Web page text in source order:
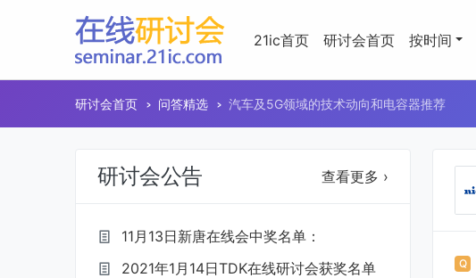
21ic首页 研讨会首页 按时间
研讨会首页 问答精选 汽车及5G领域的技术动向和电容器推荐
Q
研讨会公告 查看更多 ›
11月13日新唐在线会中奖名单：
2021年1月14日TDK在线研讨会获奖名单